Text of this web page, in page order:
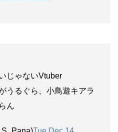
じゃないVtuber
うるぐら、小鳥遊キアラ
ん